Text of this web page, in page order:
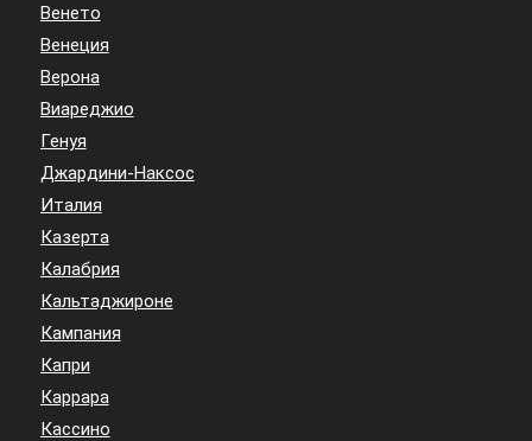
Венето
Венеция
Верона
Виареджио
Генуя
Джардини-Наксос
Италия
Казерта
Калабрия
Кальтаджироне
Кампания
Капри
Каррара
Кассино